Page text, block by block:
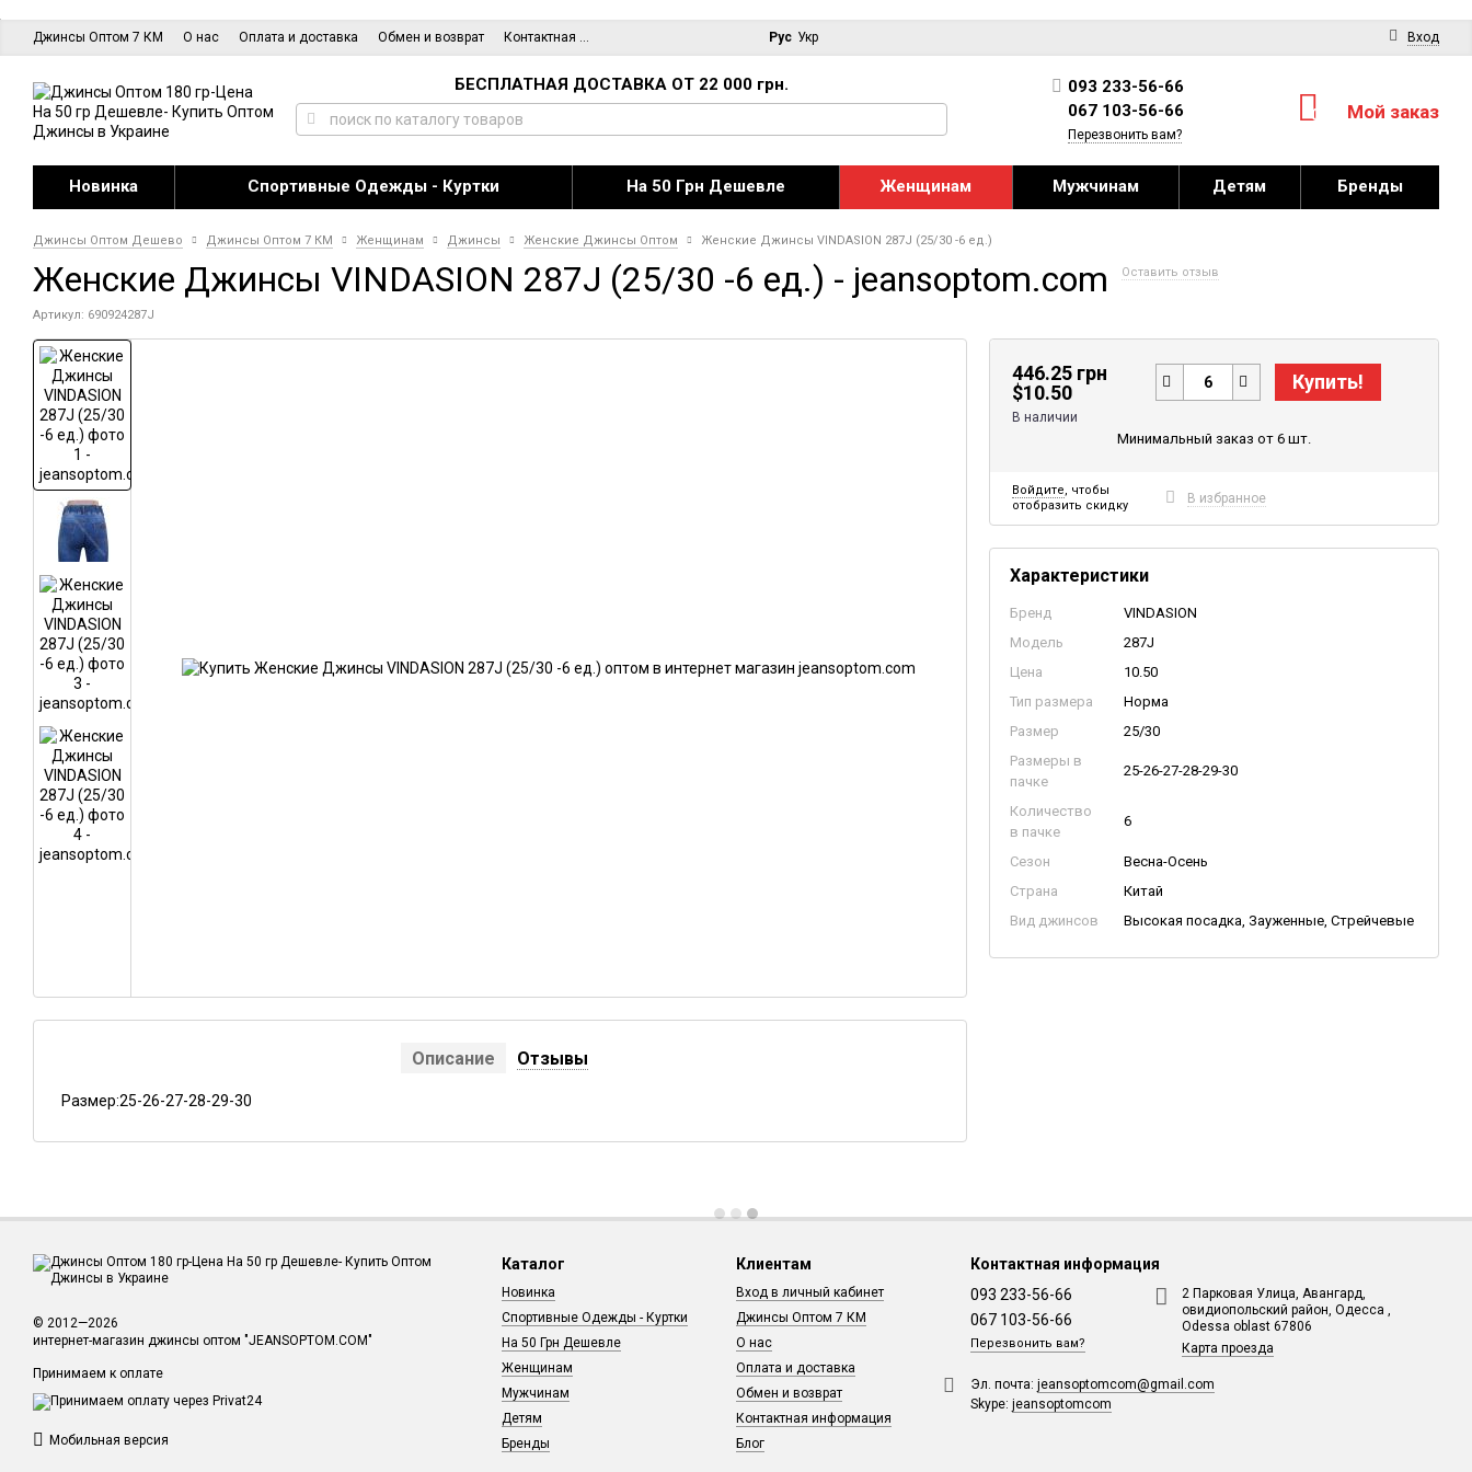
Джинсы Оптом 7 КМ О нас Оплата и доставка Обмен и возврат Контактная информация Вход
Рус Укр
БЕСПЛАТНАЯ ДОСТАВКА ОТ 22 000 грн.
093 233-56-66
067 103-56-66
Перезвонить вам?
0 Мой заказ
Новинка Спортивные Одежды - Куртки На 50 Грн Дешевле Женщинам Мужчинам Детям Бренды
Джинсы Оптом Дешево Джинсы Оптом 7 КМ Женщинам Джинсы Женские Джинсы Оптом Женские Джинсы VINDASION 287J (25/30 -6 ед.)
Женские Джинсы VINDASION 287J (25/30 -6 ед.) - jeansoptom.com Оставить отзыв
Артикул: 690924287J
Описание Отзывы
Размер:25-26-27-28-29-30
446.25 грн
$10.50
В наличии
Купить!
Минимальный заказ от 6 шт.
Войдите, чтобы
отобразить скидку
В избранное
Характеристики
Бренд
VINDASION
Модель
287J
Цена
10.50
Тип размера
Норма
Размер
25/30
Размеры в
пачке
25-26-27-28-29-30
Количество
в пачке
6
Сезон
Весна-Осень
Страна
Китай
Вид джинсов
Высокая посадка, Зауженные, Стрейчевые
© 2012—2026
интернет-магазин джинсы оптом "JEANSOPTOM.COM"
Принимаем к оплате
Мобильная версия
Каталог
Новинка
Спортивные Одежды - Куртки
На 50 Грн Дешевле
Женщинам
Мужчинам
Детям
Бренды
Клиентам
Вход в личный кабинет
Джинсы Оптом 7 КМ
О нас
Оплата и доставка
Обмен и возврат
Контактная информация
Блог
Контактная информация
093 233-56-66
067 103-56-66
Перезвонить вам?
2 Парковая Улица, Авангард,
овидиопольский район, Одесса ,
Odessa oblast 67806
Карта проезда
Эл. почта:jeansoptomcom@gmail.com
Skype:jeansoptomcom